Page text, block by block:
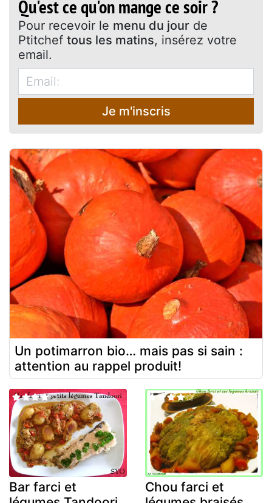
Qu'est ce qu'on mange ce soir ?
Pour recevoir le menu du jour de
Ptitchef tous les matins, insérez votre
email.
Je m'inscris
Un potimarron bio… mais pas si sain :
attention au rappel produit!
Bar farci et
Chou farci et